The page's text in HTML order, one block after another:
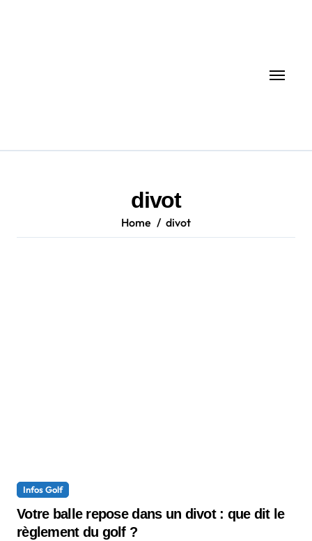
divot
Home divot
Infos Golf
Votre balle repose dans un divot : que dit le
règlement du golf ?